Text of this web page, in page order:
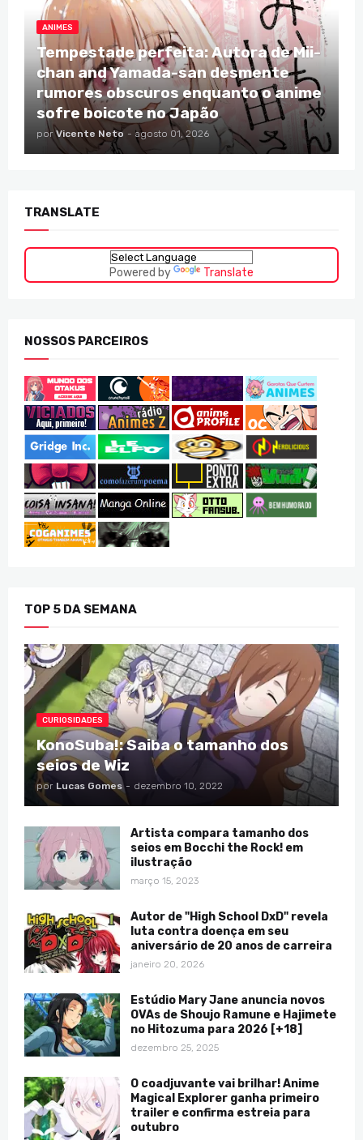
ANIMES
Tempestade perfeita: Autora de Mii-
chan and Yamada-san desmente
rumores obscuros enquanto o anime
sofre boicote no Japão
por Vicente Neto - agosto 01, 2026
TRANSLATE
Powered by Translate
NOSSOS PARCEIROS
TOP 5 DA SEMANA
CURIOSIDADES
KonoSuba!: Saiba o tamanho dos
seios de Wiz
por Lucas Gomes - dezembro 10, 2022
Artista compara tamanho dos
seios em Bocchi the Rock! em
ilustração
março 15, 2023
Autor de "High School DxD" revela
luta contra doença em seu
aniversário de 20 anos de carreira
janeiro 20, 2026
Estúdio Mary Jane anuncia novos
OVAs de Shoujo Ramune e Hajimete
no Hitozuma para 2026 [+18]
dezembro 25, 2025
O coadjuvante vai brilhar! Anime
Magical Explorer ganha primeiro
trailer e confirma estreia para
outubro